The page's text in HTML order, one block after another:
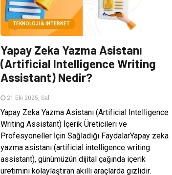
TEKNOLOJI & İNTERNET
Yapay Zeka Yazma Asistanı
(Artificial Intelligence Writing
Assistant) Nedir?
21 Eki 2025, Sal
Yapay Zeka Yazma Asistanı (Artificial Intelligence
Writing Assistant) İçerik Üreticileri ve
Profesyoneller İçin Sağladığı FaydalarYapay zeka
yazma asistanı (artificial intelligence writing
assistant), günümüzün dijital çağında içerik
üretimini kolaylaştıran akıllı araçlarda gizlidir.